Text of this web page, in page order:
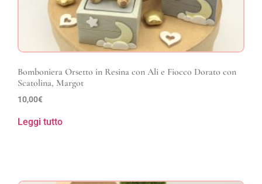
Bomboniera Orsetto in Resina con Ali e Fiocco Dorato con
Scatolina, Margot
10,00€
Leggi tutto